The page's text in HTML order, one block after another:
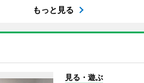
もっと見る
見る・遊ぶ